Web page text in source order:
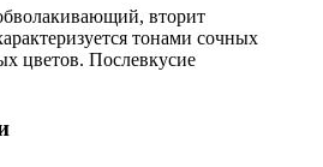
вторит
тонами сочных
цветов. Послевкусие